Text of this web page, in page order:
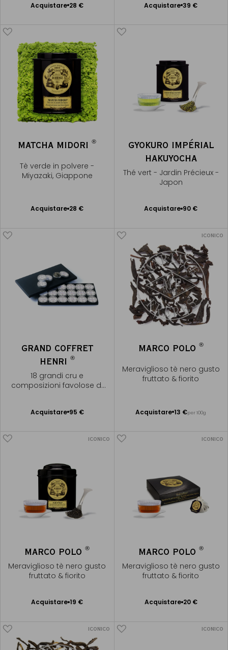
Acquistare 28 €
Aggiungere
Acquistare 39 €
Aggiungere
MATCHA MIDORI®
Tè verde in polvere -
Miyazaki, Giappone
Acquistare 28 €
Aggiungere
GYOKURO IMPÉRIAL
HAKUYOCHA
Thé vert - Jardin Précieux -
Japon
Acquistare 90 €
Aggiungere
GRAND COFFRET
HENRI ®
18 grandi cru e
composizioni favolose di
Acquistare 95 €
Aggiungere
ICONICO
MARCO POLO ®
Meraviglioso tè nero gusto
fruttato & fiorito
Acquistare 13 €per 100g
Aggiungere
ICONICO
MARCO POLO®
Meraviglioso tè nero gusto
fruttato & fiorito
Acquistare 19 €
Aggiungere
ICONICO
MARCO POLO ®
Meraviglioso tè nero gusto
fruttato & fiorito
Acquistare 20 €
Aggiungere
ICONICO ICONICO